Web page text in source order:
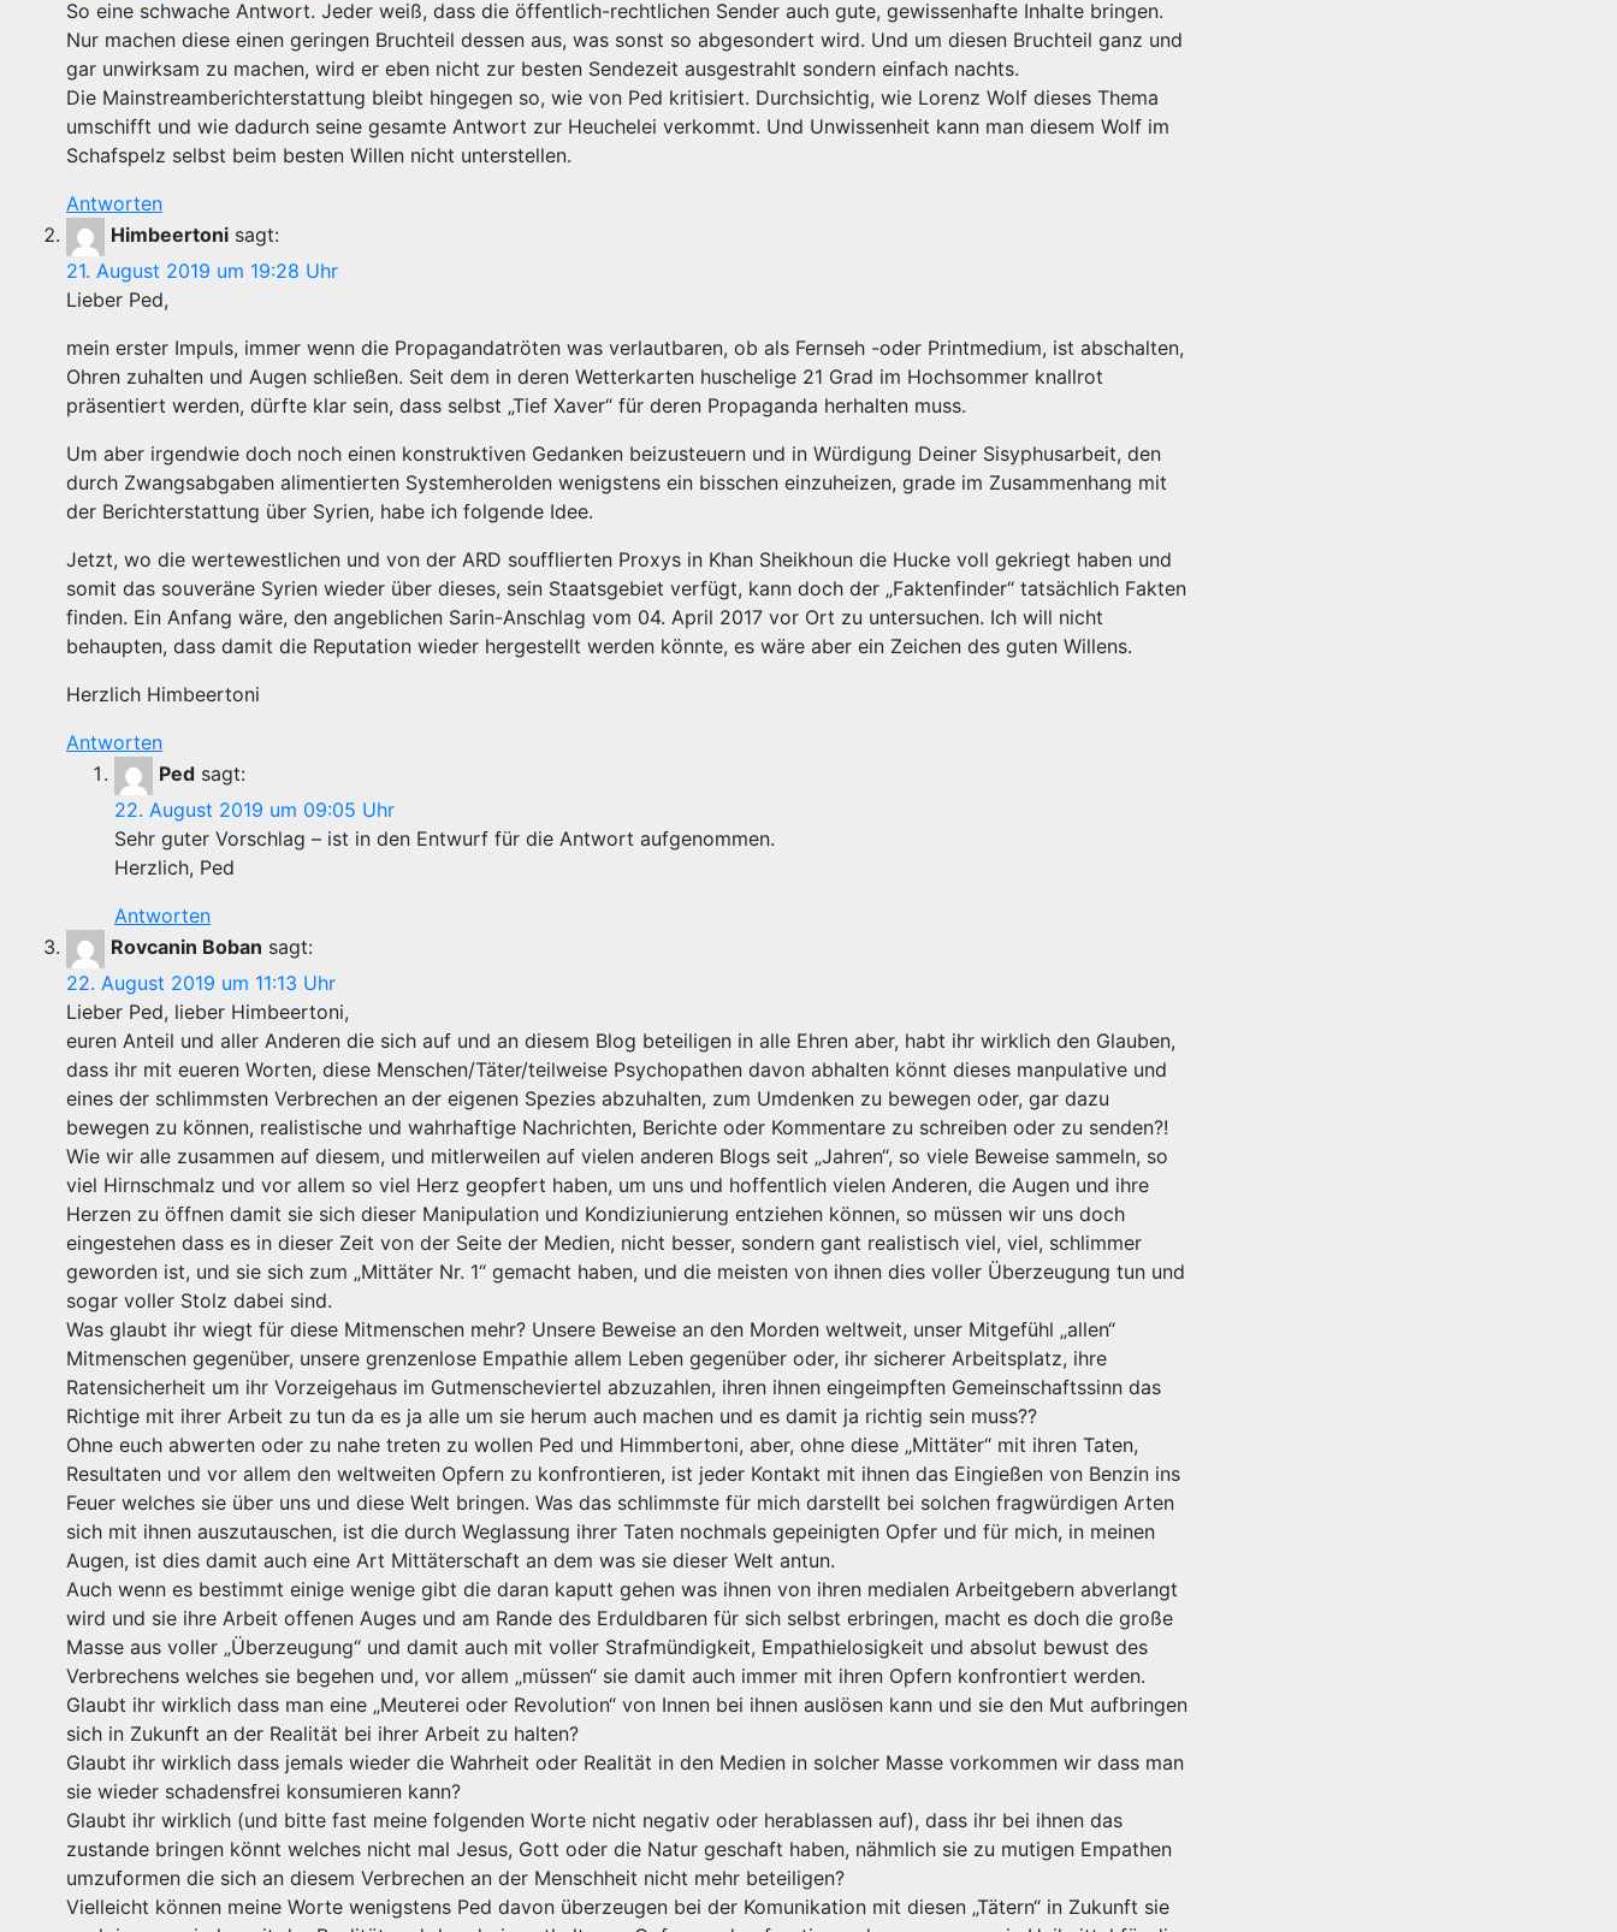
So eine schwache Antwort. Jeder weiß, dass die öffentlich-rechtlichen Sender auch gute, gewissenhafte Inhalte bringen.
Nur machen diese einen geringen Bruchteil dessen aus, was sonst so abgesondert wird. Und um diesen Bruchteil ganz und
gar unwirksam zu machen, wird er eben nicht zur besten Sendezeit ausgestrahlt sondern einfach nachts.
Die Mainstreamberichterstattung bleibt hingegen so, wie von Ped kritisiert. Durchsichtig, wie Lorenz Wolf dieses Thema
umschifft und wie dadurch seine gesamte Antwort zur Heuchelei verkommt. Und Unwissenheit kann man diesem Wolf im
Schafspelz selbst beim besten Willen nicht unterstellen.
Antworten
Himbeertoni sagt:
21. August 2019 um 19:28 Uhr
Lieber Ped,
mein erster Impuls, immer wenn die Propagandatröten was verlautbaren, ob als Fernseh -oder Printmedium, ist abschalten,
Ohren zuhalten und Augen schließen. Seit dem in deren Wetterkarten huschelige 21 Grad im Hochsommer knallrot
präsentiert werden, dürfte klar sein, dass selbst „Tief Xaver“ für deren Propaganda herhalten muss.
Um aber irgendwie doch noch einen konstruktiven Gedanken beizusteuern und in Würdigung Deiner Sisyphusarbeit, den
durch Zwangsabgaben alimentierten Systemherolden wenigstens ein bisschen einzuheizen, grade im Zusammenhang mit
der Berichterstattung über Syrien, habe ich folgende Idee.
Jetzt, wo die wertewestlichen und von der ARD soufflierten Proxys in Khan Sheikhoun die Hucke voll gekriegt haben und
somit das souveräne Syrien wieder über dieses, sein Staatsgebiet verfügt, kann doch der „Faktenfinder“ tatsächlich Fakten
finden. Ein Anfang wäre, den angeblichen Sarin-Anschlag vom 04. April 2017 vor Ort zu untersuchen. Ich will nicht
behaupten, dass damit die Reputation wieder hergestellt werden könnte, es wäre aber ein Zeichen des guten Willens.
Herzlich Himbeertoni
Antworten
Ped sagt:
22. August 2019 um 09:05 Uhr
Sehr guter Vorschlag – ist in den Entwurf für die Antwort aufgenommen.
Herzlich, Ped
Antworten
Rovcanin Boban sagt:
22. August 2019 um 11:13 Uhr
Lieber Ped, lieber Himbeertoni,
euren Anteil und aller Anderen die sich auf und an diesem Blog beteiligen in alle Ehren aber, habt ihr wirklich den Glauben,
dass ihr mit eueren Worten, diese Menschen/Täter/teilweise Psychopathen davon abhalten könnt dieses manpulative und
eines der schlimmsten Verbrechen an der eigenen Spezies abzuhalten, zum Umdenken zu bewegen oder, gar dazu
bewegen zu können, realistische und wahrhaftige Nachrichten, Berichte oder Kommentare zu schreiben oder zu senden?!
Wie wir alle zusammen auf diesem, und mitlerweilen auf vielen anderen Blogs seit „Jahren“, so viele Beweise sammeln, so
viel Hirnschmalz und vor allem so viel Herz geopfert haben, um uns und hoffentlich vielen Anderen, die Augen und ihre
Herzen zu öffnen damit sie sich dieser Manipulation und Kondiziunierung entziehen können, so müssen wir uns doch
eingestehen dass es in dieser Zeit von der Seite der Medien, nicht besser, sondern gant realistisch viel, viel, schlimmer
geworden ist, und sie sich zum „Mittäter Nr. 1“ gemacht haben, und die meisten von ihnen dies voller Überzeugung tun und
sogar voller Stolz dabei sind.
Was glaubt ihr wiegt für diese Mitmenschen mehr? Unsere Beweise an den Morden weltweit, unser Mitgefühl „allen“
Mitmenschen gegenüber, unsere grenzenlose Empathie allem Leben gegenüber oder, ihr sicherer Arbeitsplatz, ihre
Ratensicherheit um ihr Vorzeigehaus im Gutmenscheviertel abzuzahlen, ihren ihnen eingeimpften Gemeinschaftssinn das
Richtige mit ihrer Arbeit zu tun da es ja alle um sie herum auch machen und es damit ja richtig sein muss??
Ohne euch abwerten oder zu nahe treten zu wollen Ped und Himmbertoni, aber, ohne diese „Mittäter“ mit ihren Taten,
Resultaten und vor allem den weltweiten Opfern zu konfrontieren, ist jeder Kontakt mit ihnen das Eingießen von Benzin ins
Feuer welches sie über uns und diese Welt bringen. Was das schlimmste für mich darstellt bei solchen fragwürdigen Arten
sich mit ihnen auszutauschen, ist die durch Weglassung ihrer Taten nochmals gepeinigten Opfer und für mich, in meinen
Augen, ist dies damit auch eine Art Mittäterschaft an dem was sie dieser Welt antun.
Auch wenn es bestimmt einige wenige gibt die daran kaputt gehen was ihnen von ihren medialen Arbeitgebern abverlangt
wird und sie ihre Arbeit offenen Auges und am Rande des Erduldbaren für sich selbst erbringen, macht es doch die große
Masse aus voller „Überzeugung“ und damit auch mit voller Strafmündigkeit, Empathielosigkeit und absolut bewust des
Verbrechens welches sie begehen und, vor allem „müssen“ sie damit auch immer mit ihren Opfern konfrontiert werden.
Glaubt ihr wirklich dass man eine „Meuterei oder Revolution“ von Innen bei ihnen auslösen kann und sie den Mut aufbringen
sich in Zukunft an der Realität bei ihrer Arbeit zu halten?
Glaubt ihr wirklich dass jemals wieder die Wahrheit oder Realität in den Medien in solcher Masse vorkommen wir dass man
sie wieder schadensfrei konsumieren kann?
Glaubt ihr wirklich (und bitte fast meine folgenden Worte nicht negativ oder herablassen auf), dass ihr bei ihnen das
zustande bringen könnt welches nicht mal Jesus, Gott oder die Natur geschaft haben, nähmlich sie zu mutigen Empathen
umzuformen die sich an diesem Verbrechen an der Menschheit nicht mehr beteiligen?
Vielleicht können meine Worte wenigstens Ped davon überzeugen bei der Komunikation mit diesen „Tätern“ in Zukunft sie